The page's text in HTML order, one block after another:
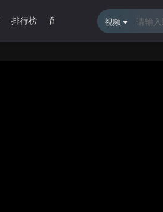
排行榜 留言报错 视频